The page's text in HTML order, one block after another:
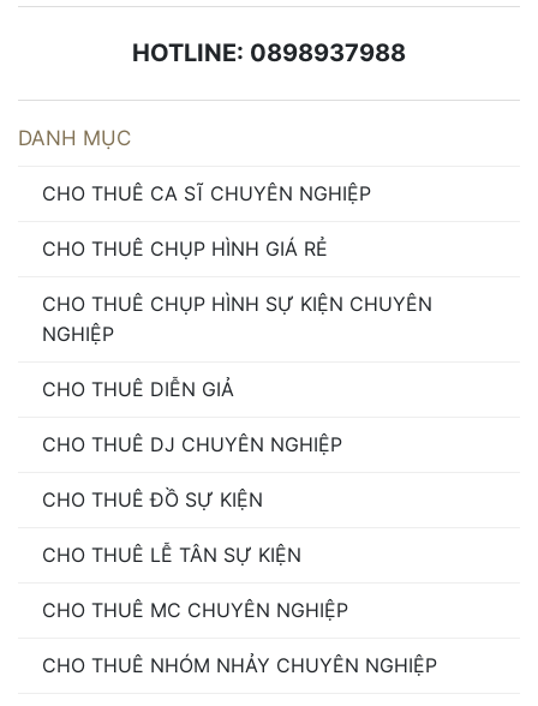
HOTLINE: 0898937988
DANH MỤC
CHO THUÊ CA SĨ CHUYÊN NGHIỆP
CHO THUÊ CHỤP HÌNH GIÁ RẺ
CHO THUÊ CHỤP HÌNH SỰ KIỆN CHUYÊN
NGHIỆP
CHO THUÊ DIỄN GIẢ
CHO THUÊ DJ CHUYÊN NGHIỆP
CHO THUÊ ĐỒ SỰ KIỆN
CHO THUÊ LỄ TÂN SỰ KIỆN
CHO THUÊ MC CHUYÊN NGHIỆP
CHO THUÊ NHÓM NHẢY CHUYÊN NGHIỆP